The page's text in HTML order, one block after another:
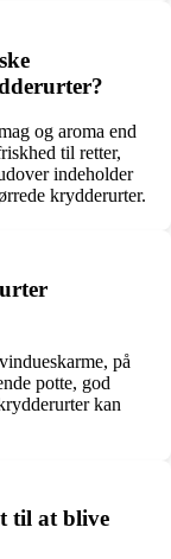
og aroma end
til retter,
indeholder
krydderurter.
på
potte, god
kan
til at blive